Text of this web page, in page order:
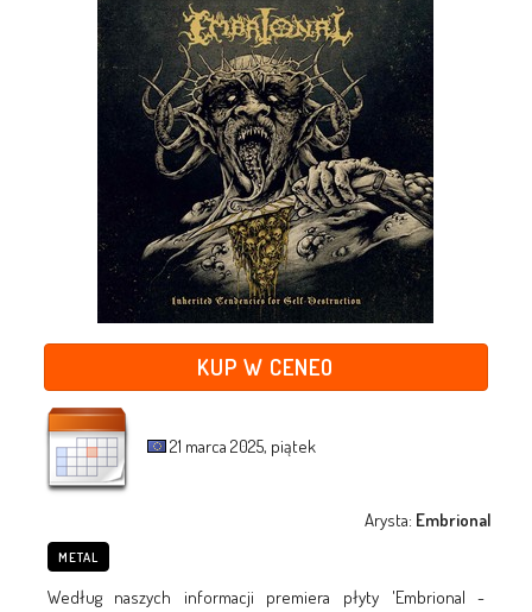
KUP W CENEO
21 marca 2025, piątek
Arysta: Embrional
METAL
Według naszych informacji premiera płyty 'Embrional -